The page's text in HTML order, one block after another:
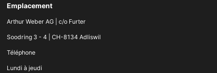
Emplacement
Arthur Weber AG | c/o Furter
Soodring 3 - 4 | CH-8134 Adliswil
Téléphone
Lundi à jeudi